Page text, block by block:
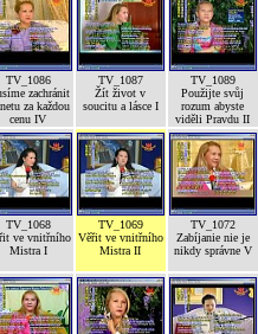
TV_1086
zachránit
za každou
cenu IV
TV_1087
Žít život v
soucitu a lásce I
TV_1089
Použijte svůj
rozum abyste
viděli Pravdu II
TV_1068
ve vnitřního
Mistra I
TV_1069
Věřit ve vnitřního
Mistra II
TV_1072
Zabíjanie nie je
nikdy správne V